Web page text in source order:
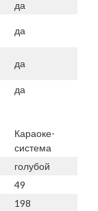
да
да
да
да
Караоке-
система
голубой
49
198